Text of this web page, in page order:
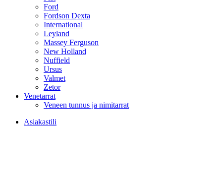
Ford
Fordson Dexta
International
Leyland
Massey Ferguson
New Holland
Nuffield
Ursus
Valmet
Zetor
Venetarrat
Veneen tunnus ja nimitarrat
Asiakastili